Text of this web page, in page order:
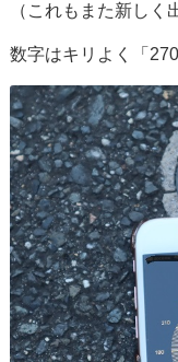
（これもまた新しく
数字はキリよく「